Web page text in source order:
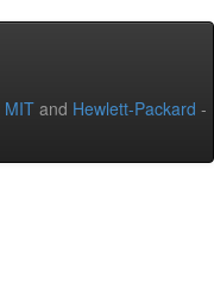
MIT and Hewlett-Packard -